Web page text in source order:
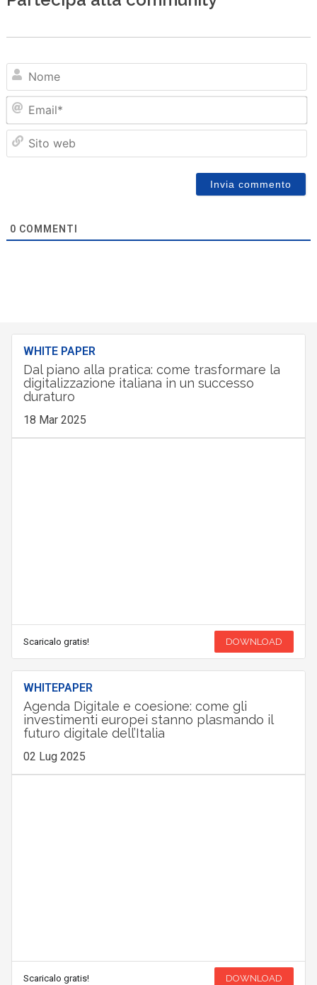
0 COMMENTI
WHITE PAPER
Dal piano alla pratica: come trasformare la
digitalizzazione italiana in un successo
duraturo
18 Mar 2025
Scaricalo gratis! DOWNLOAD
WHITEPAPER
Agenda Digitale e coesione: come gli
investimenti europei stanno plasmando il
futuro digitale dell’Italia
02 Lug 2025
Scaricalo gratis! DOWNLOAD